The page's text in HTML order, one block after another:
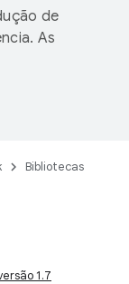
de
As
Bibliotecas
1.7